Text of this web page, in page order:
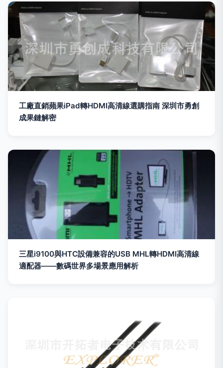
工廠直銷蘋果iPad轉HDMI高清線選購指南 深圳市勇創
成果鏈解密
三星i9100與HTC設備兼容的USB MHL轉HDMI高清線
適配器——數碼世界多場景應用解析